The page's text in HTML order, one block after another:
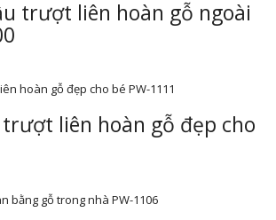
trượt liên hoàn gỗ ngoài
liên hoàn gỗ đẹp cho